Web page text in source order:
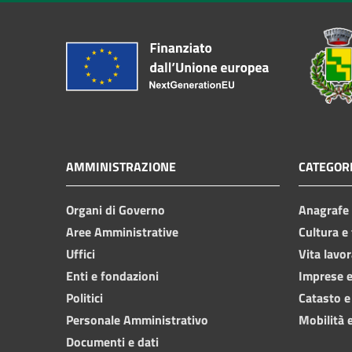
AMMINISTRAZIONE
Organi di Governo
Aree Amministrative
Uffici
Enti e fondazioni
Politici
Personale Amministrativo
Documenti e dati
Cultura
Vita
Imprese
Catasto
Mobilità